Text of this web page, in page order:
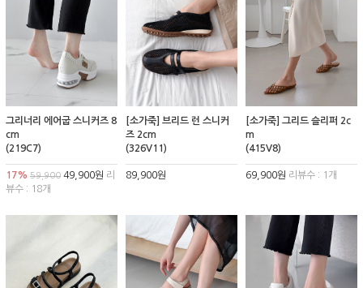
그리너리 에어굽 스니커즈 8
cm
(219C7)
17% 59,900 49,900원 리
뷰수 : 18개
[소가죽] 브리드 런 스니커
즈 2cm
(326V11)
89,900원
[소가죽] 그리드 슬리퍼 2c
m
(415V8)
69,900원 리뷰수 : 1개